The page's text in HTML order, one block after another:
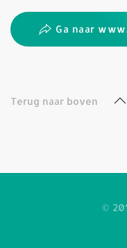
Ga naar
Terug naar boven
©